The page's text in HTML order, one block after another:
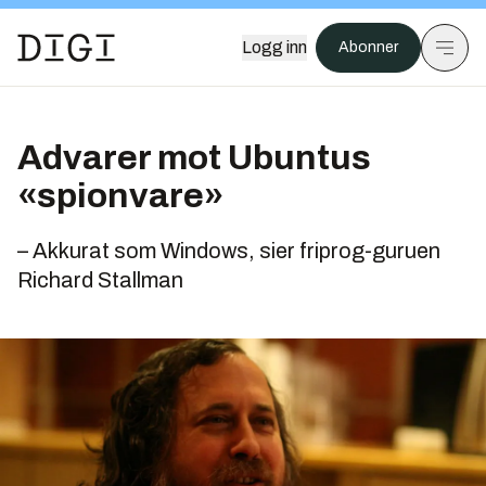
Logg inn Abonner
Advarer mot Ubuntus
«spionvare»
– Akkurat som Windows, sier friprog-guruen
Richard Stallman